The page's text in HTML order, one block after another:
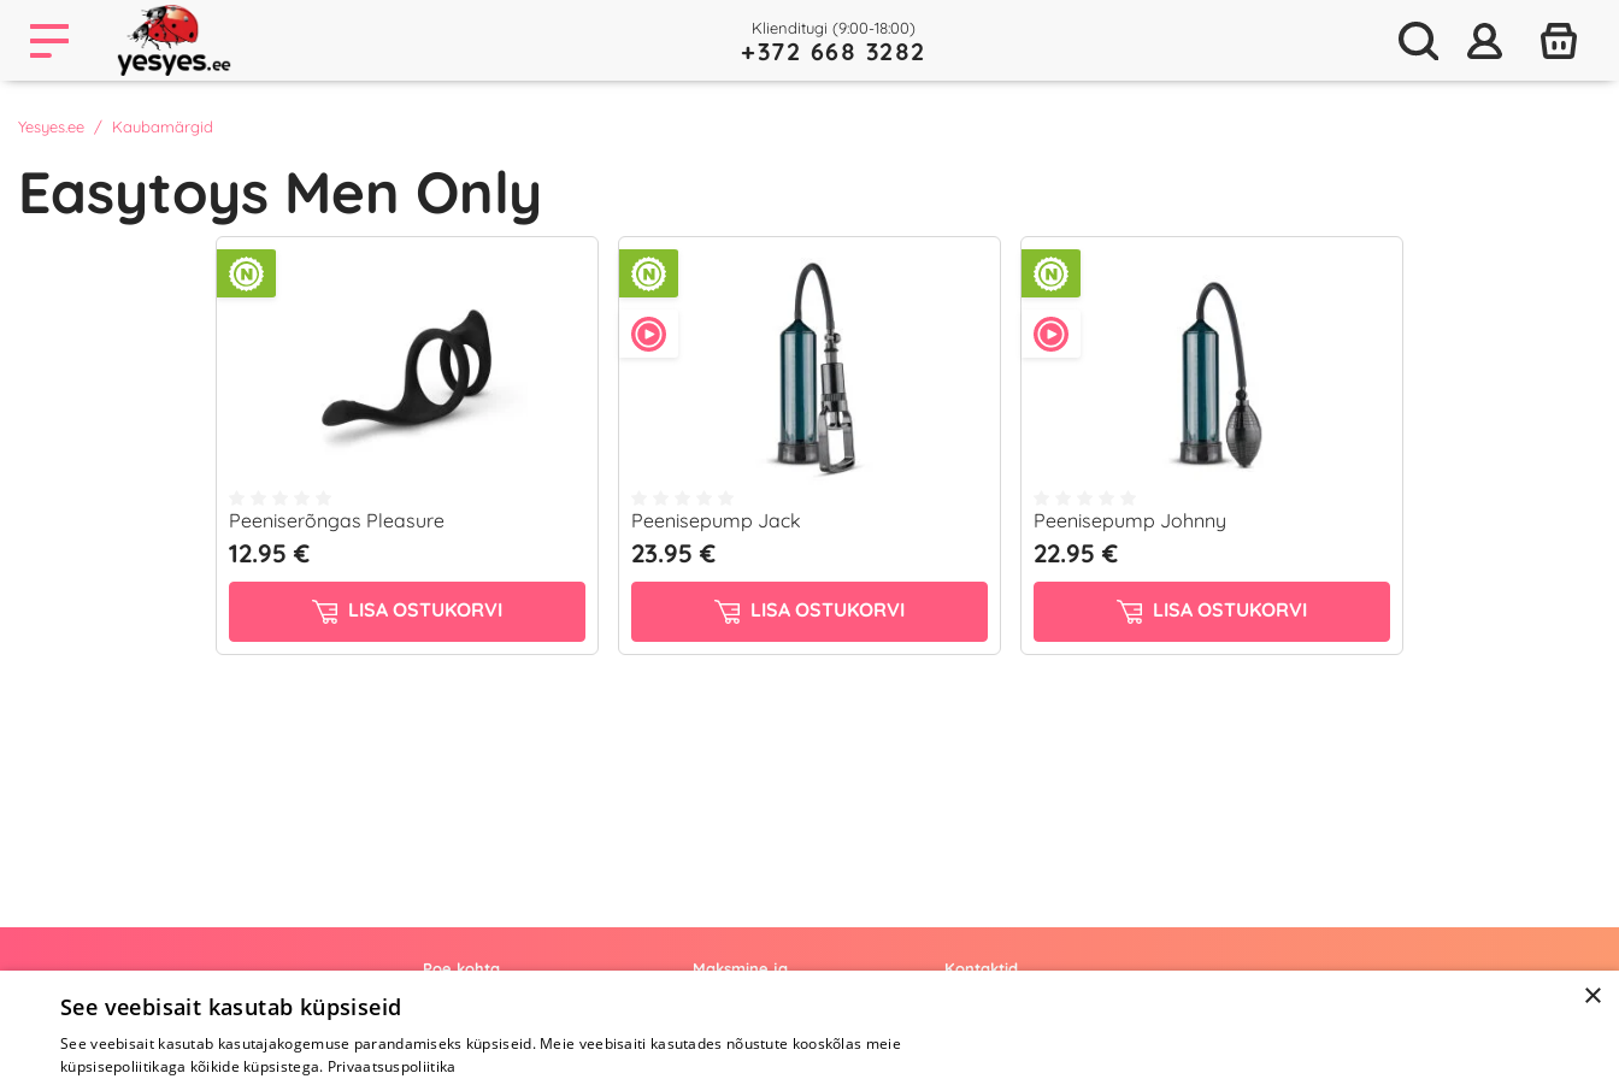
Klienditugi (9:00-18:00)
+372 668 3282
Yesyes.ee Kaubamärgid
Easytoys Men Only
Peeniserõngas Pleasure
12.95 €
LISA OSTUKORVI
Peenisepump Jack
23.95 €
LISA OSTUKORVI
Peenisepump Johnny
22.95 €
LISA OSTUKORVI
Poe kohta
Koostöö
Tagasiside
Maksmine ja
Maksmine ja
Kontaktid
×
See veebisait kasutab küpsiseid
See veebisait kasutab kasutajakogemuse parandamiseks küpsiseid. Meie veebisaiti kasutades nõustute kooskõlas meie
küpsisepoliitikaga kõikide küpsistega. Privaatsuspoliitika